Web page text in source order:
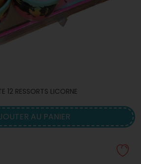
12 RESSORTS LICORNE
AU PANIER